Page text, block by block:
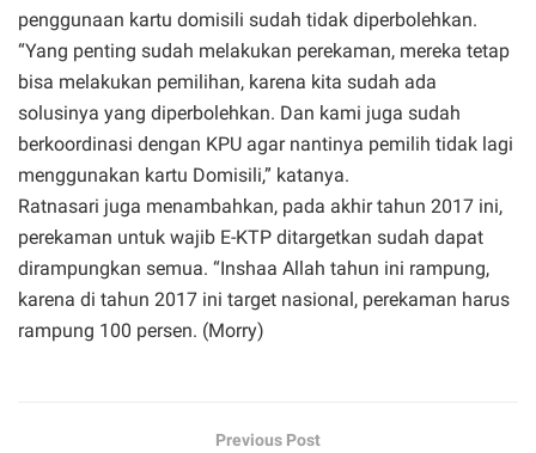
penggunaan kartu domisili sudah tidak diperbolehkan.
“Yang penting sudah melakukan perekaman, mereka tetap
bisa melakukan pemilihan, karena kita sudah ada
solusinya yang diperbolehkan. Dan kami juga sudah
berkoordinasi dengan KPU agar nantinya pemilih tidak lagi
menggunakan kartu Domisili,” katanya.
Ratnasari juga menambahkan, pada akhir tahun 2017 ini,
perekaman untuk wajib E-KTP ditargetkan sudah dapat
dirampungkan semua. “Inshaa Allah tahun ini rampung,
karena di tahun 2017 ini target nasional, perekaman harus
rampung 100 persen. (Morry)
Previous Post